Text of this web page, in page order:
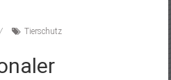
Tierschutz